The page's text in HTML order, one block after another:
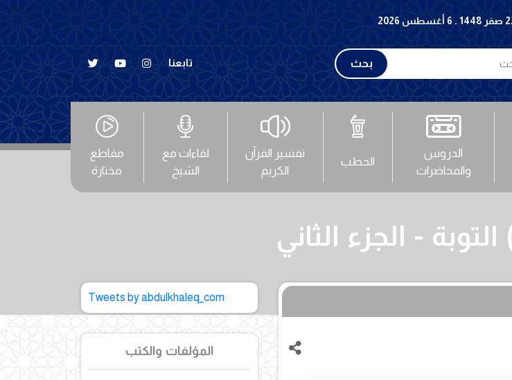
بحث تابعنا
الدروس
والمحاضرات
الخطب
تفسير القرآن
الكريم
لقاءات مع
الشيخ
مقاطع
مختارة
Tweets by abdulkhaleq_com
المؤلفات والكتب